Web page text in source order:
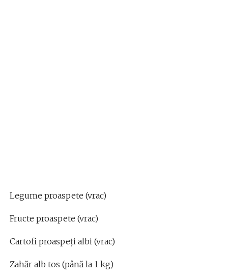
Legume proaspete (vrac)
Fructe proaspete (vrac)
Cartofi proaspeți albi (vrac)
Zahăr alb tos (până la 1 kg)